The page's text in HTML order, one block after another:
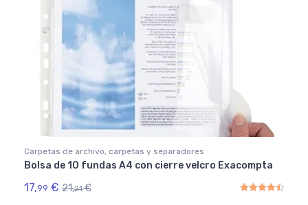
Carpetas de archivo, carpetas y separadores
Bolsa de 10 fundas A4 con cierre velcro Exacompta
17,99 € 21,21 €